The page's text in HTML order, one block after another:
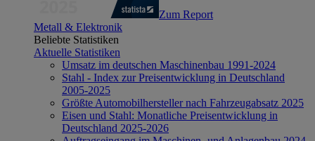
Zum Report
Metall & Elektronik
Beliebte Statistiken
Aktuelle Statistiken
Umsatz im deutschen Maschinenbau 1991-2024
Stahl - Index zur Preisentwicklung in Deutschland
2005-2025
Größte Automobilhersteller nach Fahrzeugabsatz 2025
Eisen und Stahl: Monatliche Preisentwicklung in
Deutschland 2025-2026